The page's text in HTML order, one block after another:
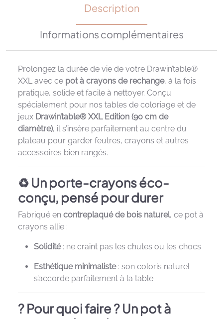
Description
Informations complémentaires
Prolongez la durée de vie de votre Drawin’table®
XXL avec ce pot à crayons de rechange, à la fois
pratique, solide et facile à nettoyer. Conçu
spécialement pour nos tables de coloriage et de
jeux Drawin’table® XXL Edition (90 cm de
diamètre), il s’insère parfaitement au centre du
plateau pour garder feutres, crayons et autres
accessoires bien rangés.
♻️ Un porte-crayons éco-
conçu, pensé pour durer
Fabriqué en contreplaqué de bois naturel, ce pot à
crayons allie :
Solidité: ne craint pas les chutes ou les chocs
Esthétique minimaliste: son coloris naturel
s’accorde parfaitement à la table
? Pour quoi faire ? Un pot à